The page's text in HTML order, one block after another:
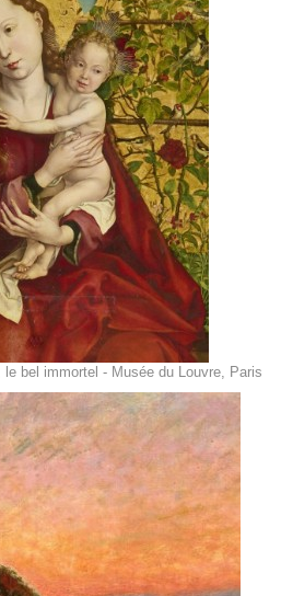
bel immortel - Musée du Louvre, Paris